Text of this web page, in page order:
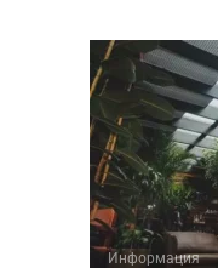
Информация